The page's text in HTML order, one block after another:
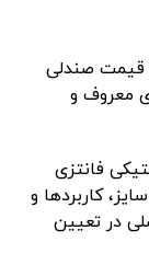
قیمت صندلی
معروف و
فانتزی
کاربردها و
در تعیین